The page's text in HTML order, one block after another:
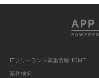
ITフリーランス募集情報HOME
案件検索